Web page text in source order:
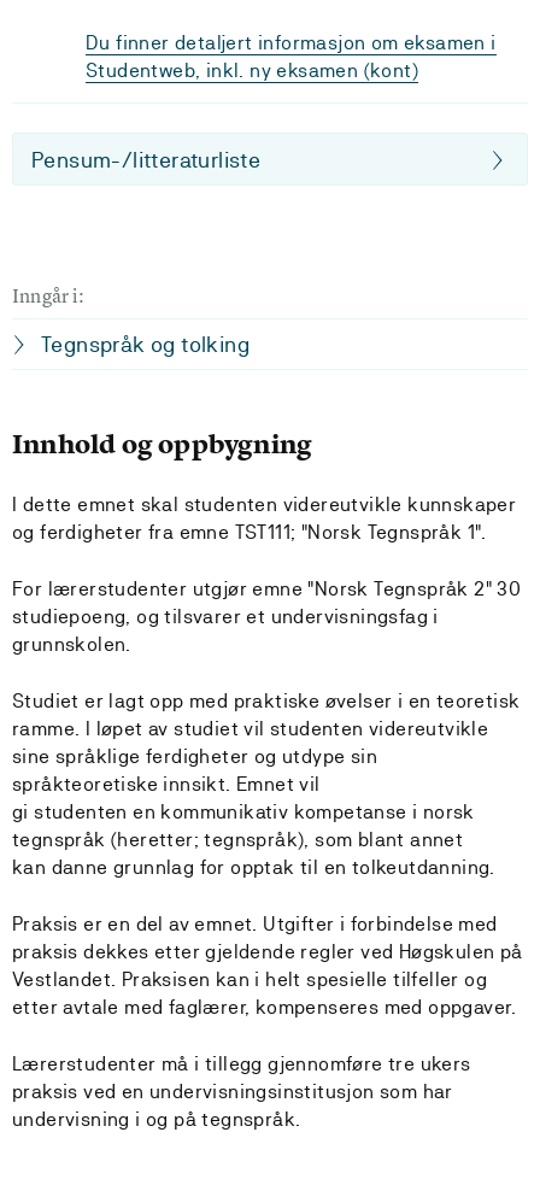
Du finner detaljert informasjon om eksamen i
Studentweb, inkl. ny eksamen (kont)
Pensum-/litteraturliste
Inngår i:
Tegnspråk og tolking
Innhold og oppbygning
I dette emnet skal studenten videreutvikle kunnskaper
og ferdigheter fra emne TST111; "Norsk Tegnspråk 1".
For lærerstudenter utgjør emne "Norsk Tegnspråk 2" 30
studiepoeng, og tilsvarer et undervisningsfag i
grunnskolen.
Studiet er lagt opp med praktiske øvelser i en teoretisk
ramme. I løpet av studiet vil studenten videreutvikle
sine språklige ferdigheter og utdype sin
språkteoretiske innsikt. Emnet vil
gi studenten en kommunikativ kompetanse i norsk
tegnspråk (heretter; tegnspråk), som blant annet
kan danne grunnlag for opptak til en tolkeutdanning.
Praksis er en del av emnet. Utgifter i forbindelse med
praksis dekkes etter gjeldende regler ved Høgskulen på
Vestlandet. Praksisen kan i helt spesielle tilfeller og
etter avtale med faglærer, kompenseres med oppgaver.
Lærerstudenter må i tillegg gjennomføre tre ukers
praksis ved en undervisningsinstitusjon som har
undervisning i og på tegnspråk.